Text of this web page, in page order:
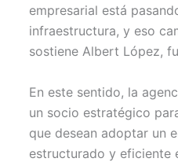
empresarial está
infraestructura, y eso
sostiene Albert López,
En este sentido, la
un socio estratégico
que desean adoptar un
estructurado y eficiente